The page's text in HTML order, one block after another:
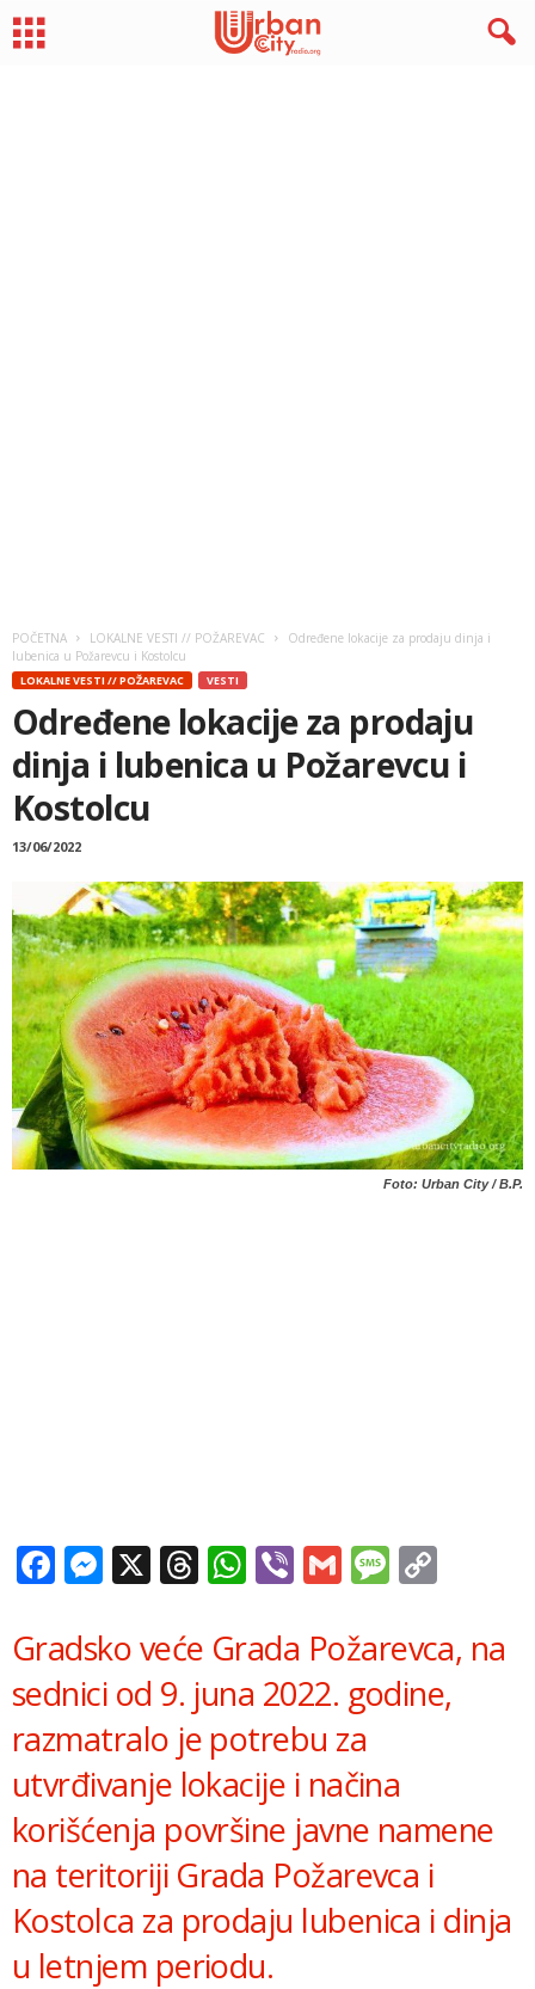
POČETNA LOKALNE VESTI // POŽAREVAC
Određene lokacije za prodaju dinja i
lubenica u Požarevcu i Kostolcu
LOKALNE VESTI // POŽAREVAC VESTI
Određene lokacije za prodaju
dinja i lubenica u Požarevcu i
Kostolcu
13/06/2022
Foto: Urban City / B.P.
Facebook
Messenger
X Threads
WhatsApp
ViberGmail
Gradsko veće Grada Požarevca, na
sednici od 9. juna 2022. godine,
razmatralo je potrebu za
utvrđivanje lokacije i načina
korišćenja površine javne namene
na teritoriji Grada Požarevca i
Kostolca za prodaju lubenica i dinja
u letnjem periodu.